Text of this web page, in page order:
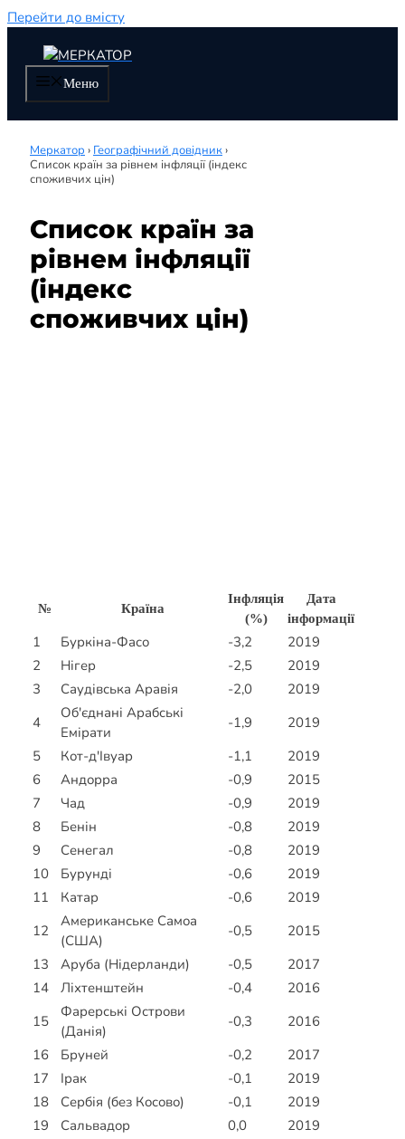
Перейти до вмісту
Меню
Меркатор › Географічний довідник›
Список країн за рівнем інфляції (індекс
споживчих цін)
Список країн за
рівнем інфляції
(індекс
споживчих цін)
№ Країна
Інфляція
(%)
Дата
інформації
1 Буркіна-Фасо -3,2
2019
2
Нігер -2,5
2019
3
Саудівська Аравія -2,0
2019
4
Об'єднані Арабські
Емірати
-1,9
2019
5
Кот-д'Івуар -1,1
2019
6
Андорра -0,9
2015
7
Чад -0,9
2019
8
Бенін -0,8
2019
9
Сенегал -0,8
2019
10
Бурунді -0,6
2019
11
Катар -0,6
2019
12
Американське Самоа
(США)
-0,5
2015
13
Аруба (Нідерланди) -0,5
2017
14
Ліхтенштейн -0,4
2016
15
Фарерські Острови
(Данія)
-0,3
2016
16
Бруней -0,2
2017
17
Ірак -0,1
2019
18
Сербія (без Косово) -0,1
2019
19
Сальвадор 0,0
2019